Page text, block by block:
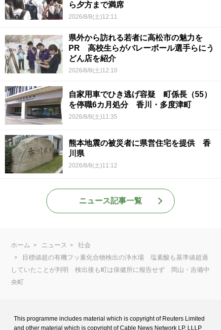
ら夕方まで満席
2026/8/8(土)12:11
県外から訪れる若者に高松市の魅力を
PR 高校生らがバレーボール選手らにう
どん店を紹介
2026/8/8(土)12:10
自家用車でひき逃げ容疑 町係長（55）
を停職6カ月処分 香川・多度津町
2026/8/8(土)11:35
熊本地震の被災者に県営住宅を提供 香
川県
2026/8/8(土)11:12
ニュース記事一覧
ホーム ニュース
社会
目標値超の有機フッ素化合物検出の浄水場 塩素酸も基準値超過
していたことが判明 検出後も町は保健所に報告せず 岡山・吉備中
央町
This programme includes material which is copyright of Reuters Limited
and other material which is copyright of Cable News Network LP, LLLP